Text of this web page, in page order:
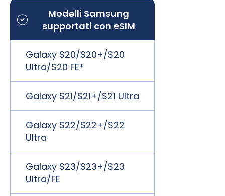
Modelli Samsung
supportati con eSIM
Galaxy S20/S20+/S20
Ultra/S20 FE*
Galaxy S21/S21+/S21 Ultra
Galaxy S22/S22+/S22
Ultra
Galaxy S23/S23+/S23
Ultra/FE